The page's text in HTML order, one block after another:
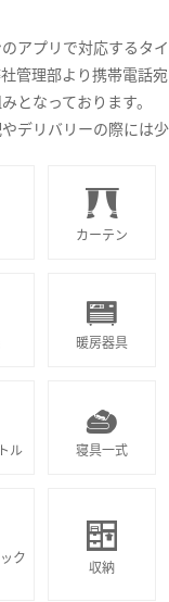
アプリで対応するタイ
管理部より携帯電話
となっております。
デリバリーの際には
カーテン
暖房器具
ル 寝具一式
ク
収納